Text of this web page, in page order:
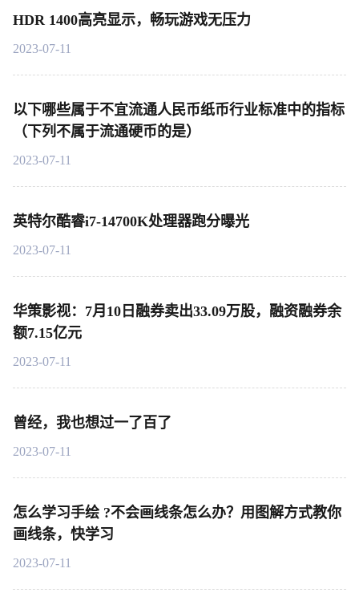
HDR 1400高亮显示，畅玩游戏无压力
2023-07-11
以下哪些属于不宜流通人民币纸币行业标准中的指标
（下列不属于流通硬币的是）
2023-07-11
英特尔酷睿i7-14700K处理器跑分曝光
2023-07-11
华策影视：7月10日融券卖出33.09万股，融资融券余
额7.15亿元
2023-07-11
曾经，我也想过一了百了
2023-07-11
怎么学习手绘 ?不会画线条怎么办？用图解方式教你
画线条，快学习
2023-07-11